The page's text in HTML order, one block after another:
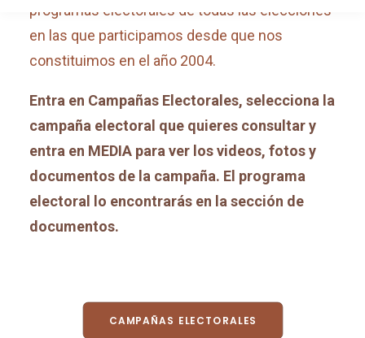
programas electorales de todas las elecciones
en las que participamos desde que nos
constituimos en el año 2004.
Entra en Campañas Electorales, selecciona la
campaña electoral que quieres consultar y
entra en MEDIA para ver los videos, fotos y
documentos de la campaña. El programa
electoral lo encontrarás en la sección de
documentos.
CAMPAÑAS ELECTORALES